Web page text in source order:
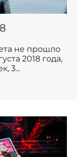
не прошло
2018 года,
3...